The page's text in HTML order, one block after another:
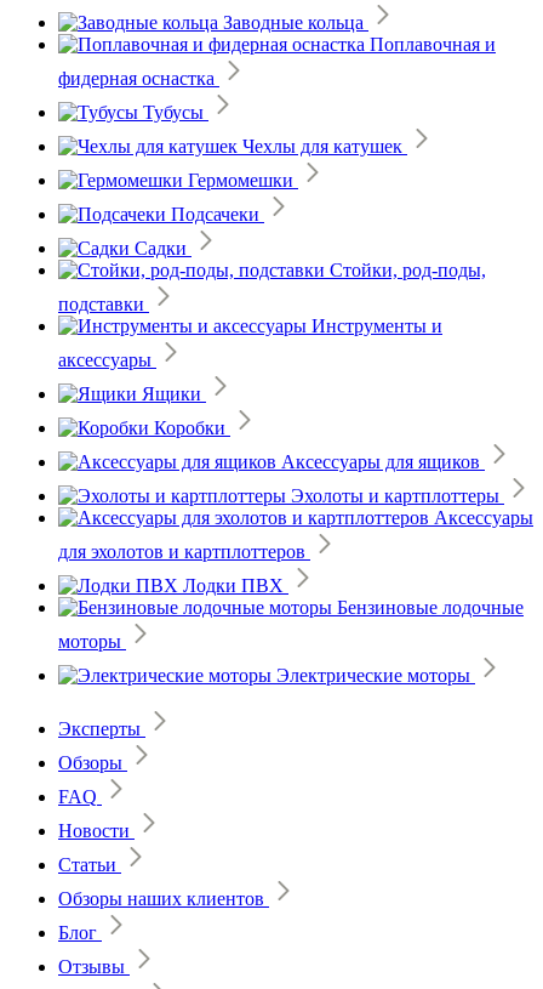
Заводные кольца
Поплавочная и
фидерная оснастка
Тубусы
Чехлы для катушек
Гермомешки
Подсачеки
Садки
Стойки, род-поды,
подставки
Инструменты и
аксессуары
Ящики
Коробки
Аксессуары для ящиков
Эхолоты и картплоттеры
Аксессуары
для эхолотов и картплоттеров
Лодки ПВХ
Бензиновые лодочные
моторы
Электрические моторы
Эксперты
Обзоры
FAQ
Новости
Статьи
Обзоры наших клиентов
Блог
Отзывы